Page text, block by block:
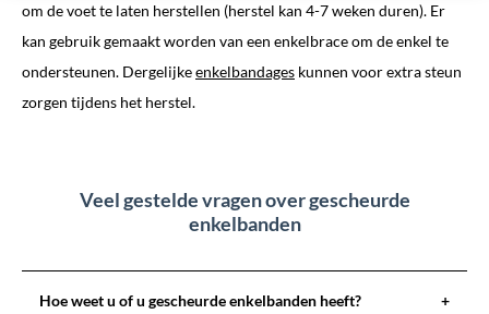
om de voet te laten herstellen (herstel kan 4-7 weken duren). Er
kan gebruik gemaakt worden van een enkelbrace om de enkel te
ondersteunen. Dergelijkeenkelbandages kunnen voor extra steun
zorgen tijdens het herstel.
Veel gestelde vragen over gescheurde
enkelbanden
Hoe weet u of u gescheurde enkelbanden heeft? +